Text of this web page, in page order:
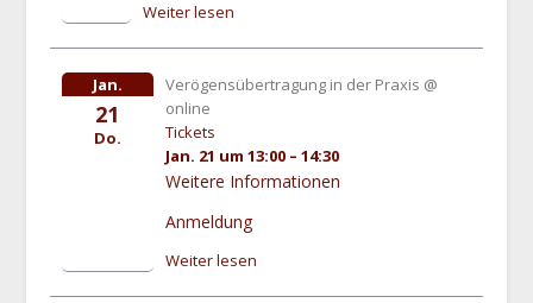
Weiter lesen
Jan.
21
Do.
Verögensübertragung in der Praxis @
online
Tickets
Jan. 21 um 13:00 – 14:30
Weitere Informationen
Anmeldung
Weiter lesen